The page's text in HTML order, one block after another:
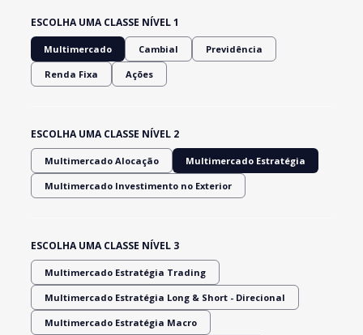
ESCOLHA UMA CLASSE NÍVEL 1
Multimercado Cambial Previdência
Renda Fixa Ações
ESCOLHA UMA CLASSE NÍVEL 2
Multimercado Alocação Multimercado Estratégia
Multimercado Investimento no Exterior
ESCOLHA UMA CLASSE NÍVEL 3
Multimercado Estratégia Trading
Multimercado Estratégia Long & Short - Direcional
Multimercado Estratégia Macro